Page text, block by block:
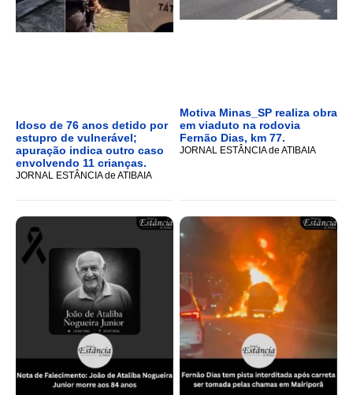
Idoso de 76 anos detido por
estupro de vulnerável;
apuração indica outro caso
envolvendo 11 crianças.
JORNAL ESTÂNCIA de ATIBAIA
Motiva Minas_SP realiza obra
em viaduto na rodovia
Fernão Dias, km 77.
JORNAL ESTÂNCIA de ATIBAIA